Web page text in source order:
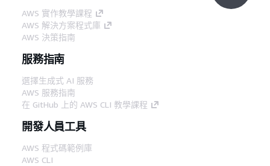
AWS 實作教學課程
AWS 解決方案程式庫
AWS 決策指南
服務指南
選擇生成式 AI 服務
AWS 服務指南
在 GitHub 上的 AWS CLI 教學課程
開發人員工具
AWS 程式碼範例庫
AWS CLI